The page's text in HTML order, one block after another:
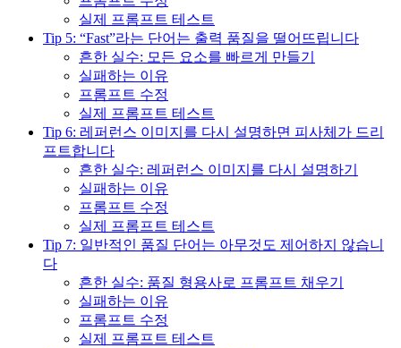
실제 프롬프트 테스트
Tip 5: “Fast”라는 단어는 출력 품질을 떨어뜨립니다
흔한 실수: 모든 요소를 빠르게 만들기
실패하는 이유
프롬프트 수정
실제 프롬프트 테스트
Tip 6: 레퍼런스 이미지를 다시 설명하면 피사체가 드리
프트합니다
흔한 실수: 레퍼런스 이미지를 다시 설명하기
실패하는 이유
프롬프트 수정
실제 프롬프트 테스트
Tip 7: 일반적인 품질 단어는 아무것도 제어하지 않습니
다
흔한 실수: 품질 형용사로 프롬프트 채우기
실패하는 이유
프롬프트 수정
실제 프롬프트 테스트